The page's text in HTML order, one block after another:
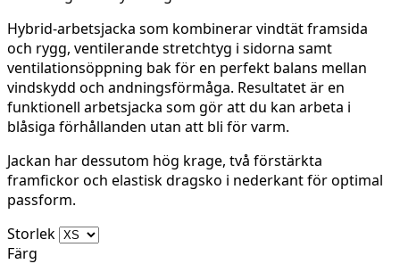
Hybrid-arbetsjacka som kombinerar vindtät framsida
och rygg, ventilerande stretchtyg i sidorna samt
ventilationsöppning bak för en perfekt balans mellan
vindskydd och andningsförmåga. Resultatet är en
funktionell arbetsjacka som gör att du kan arbeta i
blåsiga förhållanden utan att bli för varm.
Jackan har dessutom hög krage, två förstärkta
framfickor och elastisk dragsko i nederkant för optimal
passform.
Storlek
Färg